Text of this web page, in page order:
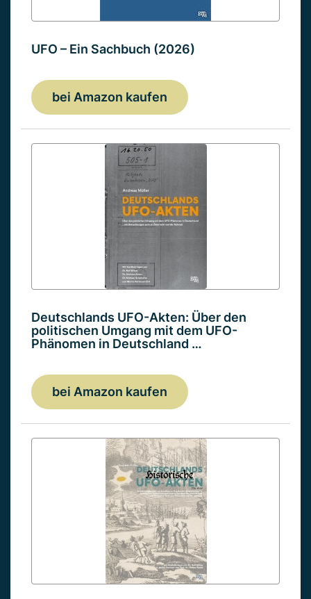
UFO – Ein Sachbuch (2026)
bei Amazon kaufen
Deutschlands UFO-Akten: Über den
politischen Umgang mit dem UFO-
Phänomen in Deutschland …
bei Amazon kaufen